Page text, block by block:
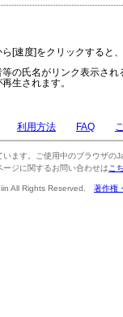
[速度]をクリックすると
の氏名がリンク表示さ
生されます。
利用方法 FAQ
ます。ご使用中のブラウザの
ージに関するお問い合わせは こ
All Rights Reserved. 著作権